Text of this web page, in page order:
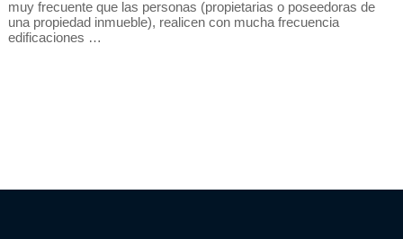
muy frecuente que las personas (propietarias o poseedoras de
una propiedad inmueble), realicen con mucha frecuencia
edificaciones …